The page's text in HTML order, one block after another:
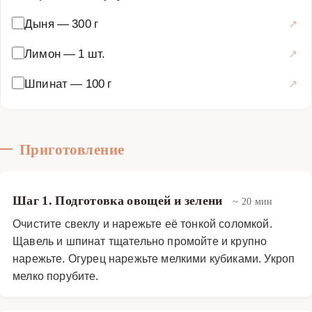
обеда или ужина.
Супы·Холодные супы
Дыня —300 г
Лимон— 1 шт.
Шпинат— 100 г
Приготовление
Шаг 1. Подготовка овощей и зелени ~ 20 мин
Очистите свеклу и нарежьте её тонкой соломкой.
Щавель и шпинат тщательно промойте и крупно
нарежьте. Огурец нарежьте мелкими кубиками. Укроп
мелко порубите.